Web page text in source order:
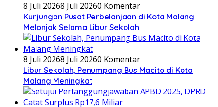
8 Juli 20268 Juli 20260 Komentar
Kunjungan Pusat Perbelanjaan di Kota Malang
Melonjak Selama Libur Sekolah
8 Juli 20268 Juli 20260 Komentar
Libur Sekolah, Penumpang Bus Macito di Kota
Malang Meningkat